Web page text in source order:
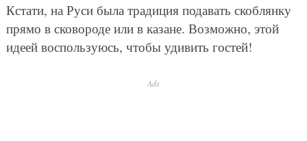
Кстати, на Руси была традиция подавать скоблянку
прямо в сковороде или в казане. Возможно, этой
идеей воспользуюсь, чтобы удивить гостей!
Ads